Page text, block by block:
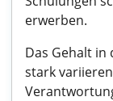
erwerben.
Das Gehalt
stark